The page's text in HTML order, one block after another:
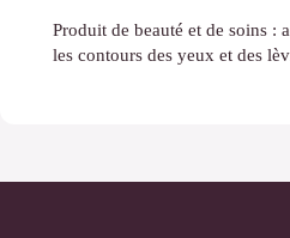
Produit de beauté et de soins :
les contours des yeux et des